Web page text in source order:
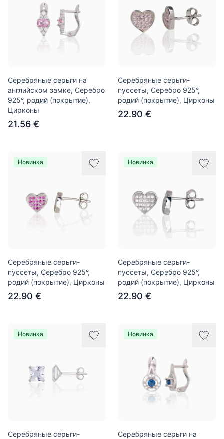
Серебряные серьги на
английском замке, Серебро
925°, родий (покрытие),
Цирконы
21.56 €
Серебряные серьги-
пуссеты, Серебро 925°,
родий (покрытие), Цирконы
22.90 €
Новинка
Серебряные серьги-
пуссеты, Серебро 925°,
родий (покрытие), Цирконы
22.90 €
Новинка
Серебряные серьги-
пуссеты, Серебро 925°,
родий (покрытие), Цирконы
22.90 €
Новинка
Серебряные серьги-
Новинка
Серебряные серьги на